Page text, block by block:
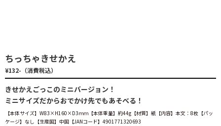
ちっちゃきせかえ
¥132-（消費税込）
きせかえごっこのミニバージョン！
ミニサイズだからおでかけ先でもあそべる！
【本体サイズ】W83×H160×D3ｍｍ【本体重量】約44g【材質】紙【内容】本文：8枚【パッ
ケージ】なし【生産国】中国【JANコード】4901771320693